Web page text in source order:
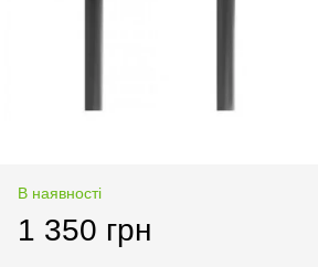
В наявності
1 350 грн